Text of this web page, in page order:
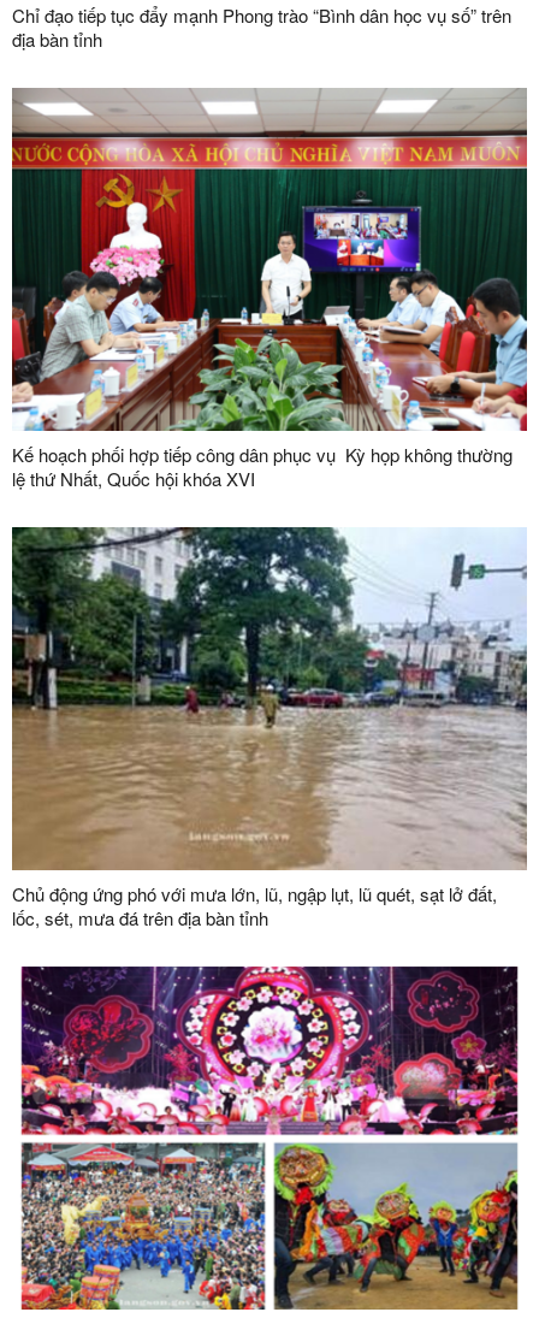
Chỉ đạo tiếp tục đẩy mạnh Phong trào “Bình dân học vụ số” trên
địa bàn tỉnh
Kế hoạch phối hợp tiếp công dân phục vụ Kỳ họp không thường
lệ thứ Nhất, Quốc hội khóa XVI
Chủ động ứng phó với mưa lớn, lũ, ngập lụt, lũ quét, sạt lở đất,
lốc, sét, mưa đá trên địa bàn tỉnh